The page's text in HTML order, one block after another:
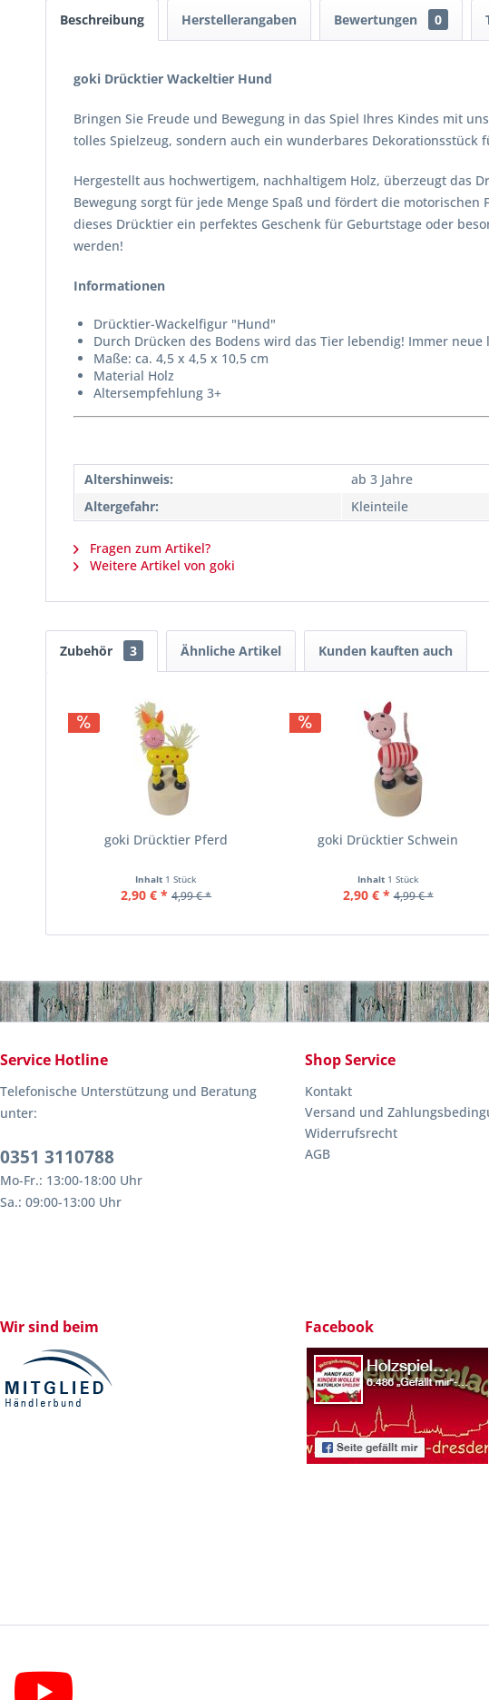
Beschreibung Herstellerangaben Bewertungen 0
goki Drücktier Wackeltier Hund
Bringen Sie Freude und Bewegung in das Spiel Ihres Kindes mit
tolles Spielzeug, sondern auch ein wunderbares Dekorationsstück
Hergestellt aus hochwertigem, nachhaltigem Holz, überzeugt das
Bewegung sorgt für jede Menge Spaß und fördert die
dieses Drücktier ein perfektes Geschenk für Geburtstage oder
werden!
Informationen
Drücktier-Wackelfigur "Hund"
Durch Drücken des Bodens wird das Tier lebendig! Immer
Maße: ca. 4,5 x 4,5 x 10,5 cm
Material Holz
Altersempfehlung 3+
Altershinweis:
ab 3 Jahre
Altergefahr:
Kleinteile
Fragen zum Artikel?
Weitere Artikel von goki
Zubehör 3 Ähnliche Artikel Kunden kauften auch
goki Drücktier Pferd
Inhalt 1 Stück
2,90 € * 4,99 € *
goki Drücktier Schwein
Inhalt 1 Stück
2,90 € * 4,99 € *
Service Hotline
Telefonische Unterstützung und Beratung
unter:
0351 3110788
Mo-Fr.: 13:00-18:00 Uhr
Sa.: 09:00-13:00 Uhr
Shop Service
Kontakt
Versand und
Widerrufsrecht
AGB
Wir sind beim Facebook